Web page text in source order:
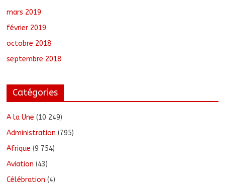
mars 2019
février 2019
octobre 2018
septembre 2018
Catégories
A la Une (10 249)
Administration (795)
Afrique (9 754)
Aviation (43)
Célébration (4)